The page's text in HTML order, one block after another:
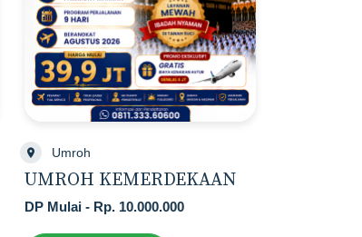
Umroh
UMROH KEMERDEKAAN
DP Mulai - Rp. 10.000.000